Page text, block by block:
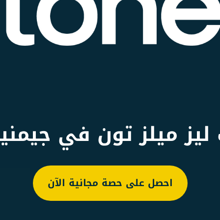
ميلز تون في
احصل على حصة مجانية الآن